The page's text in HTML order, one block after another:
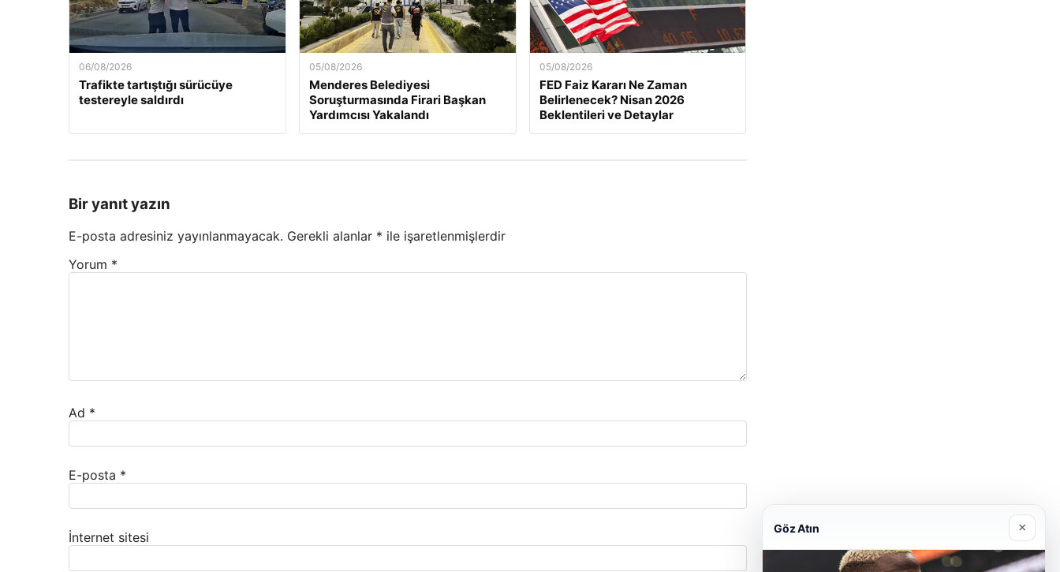
06/08/2026
Trafikte tartıştığı sürücüye
testereyle saldırdı
05/08/2026
Menderes Belediyesi
Soruşturmasında Firari Başkan
Yardımcısı Yakalandı
05/08/2026
FED Faiz Kararı Ne Zaman
Belirlenecek? Nisan 2026
Beklentileri ve Detaylar
Bir yanıt yazın
E-posta adresiniz yayınlanmayacak. Gerekli alanlar * ile işaretlenmişlerdir
Yorum *
Ad *
E-posta *
İnternet sitesi
Göz Atın ×